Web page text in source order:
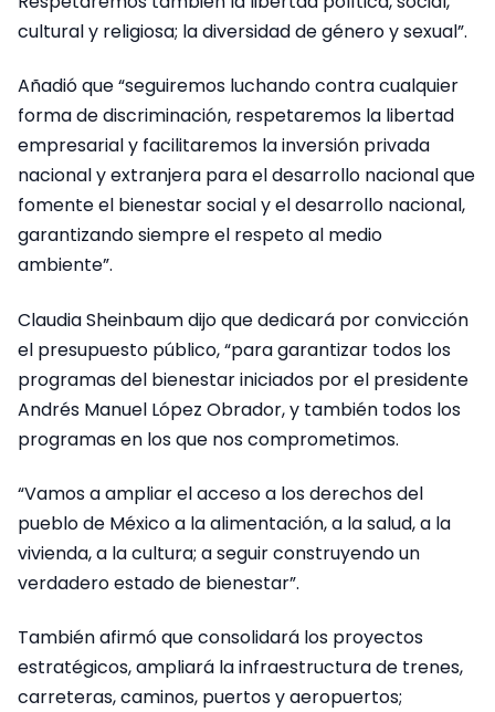
cultural y religiosa; la diversidad de género y sexual”.
Añadió que “seguiremos luchando contra cualquier
forma de discriminación, respetaremos la libertad
empresarial y facilitaremos la inversión privada
nacional y extranjera para el desarrollo nacional que
fomente el bienestar social y el desarrollo nacional,
garantizando siempre el respeto al medio
ambiente”.
Claudia Sheinbaum dijo que dedicará por convicción
el presupuesto público, “para garantizar todos los
programas del bienestar iniciados por el presidente
Andrés Manuel López Obrador, y también todos los
programas en los que nos comprometimos.
“Vamos a ampliar el acceso a los derechos del
pueblo de México a la alimentación, a la salud, a la
vivienda, a la cultura; a seguir construyendo un
verdadero estado de bienestar”.
También afirmó que consolidará los proyectos
estratégicos, ampliará la infraestructura de trenes,
carreteras, caminos, puertos y aeropuertos;